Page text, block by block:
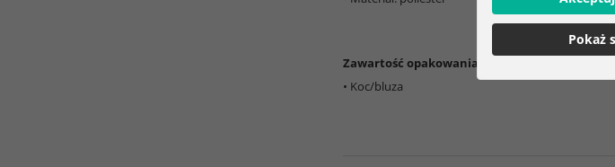
Zawartość opakowania:
• Koc/bluza
Pokaż